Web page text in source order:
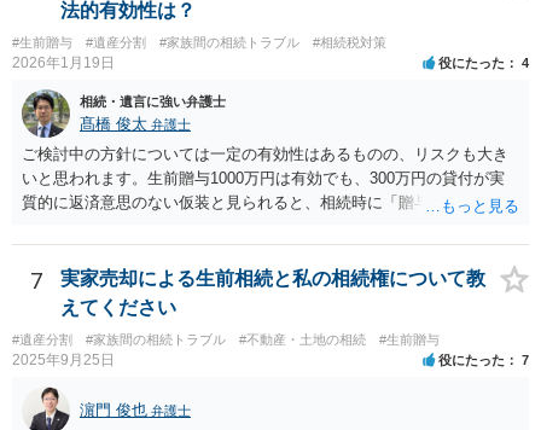
法的有効性は？
#生前贈与 #遺産分割 #家族間の相続トラブル #相続税対策
2026年1月19日 役にたった 4
相続・遺言に強い弁護士
髙橋 俊太 弁護士
ご検討中の方針については一定の有効性はあるものの、リスクも大き
いと思われます。生前贈与1000万円は有効でも、300万円の貸付が実
質的に返済意思のない仮装と見られると、相続時に「贈与」と評価さ
法として考えられるものとしては、 ①信託（家族信託・目的信託） 財
産を信託口に移し、受託者（信頼できる友人や専門職）に管理させ、
・生存中はあなたの生活費・介護費に優先充当 ・残余を友人や慈善団
体へ と使途を厳格に指定。相続ではなく信託帰属になるため、子の関
与を大きく排除できます。 ②遺言＋生命保険の組合せ 生活資金は手元
に残し、余剰資金で受取人を友人・団体にした保険を活用。保険金は
相続財産とは別枠で、遺留分対策にも有効と思われます。 ③負担付死
因贈与 「介護・見守り等を条件に、死亡時に財産を渡す」契約。条件
7
実家売却による生前相続と私の相続権について教
えてください
#遺産分割 #家族間の相続トラブル #不動産・土地の相続 #生前贈与
2025年9月25日 役にたった 7
濵門 俊也 弁護士